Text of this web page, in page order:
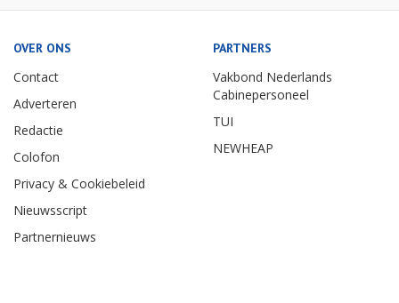
OVER ONS
Contact
Adverteren
Redactie
Colofon
Privacy & Cookiebeleid
Nieuwsscript
Partnernieuws
PARTNERS
Vakbond Nederlands
Cabinepersoneel
TUI
NEWHEAP